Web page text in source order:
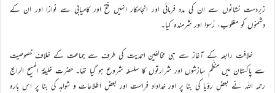
زبردست نشانوں سے ان کی مدد فرمائی اور انجامکار انہیں فتح اور کامیابی سے نوازا اور ان کے
دشمنوں کو مغلوب، رُسوا اور شرمندہ کیا۔
خلافتِ رابعہ کے آغاز سے ہی مخالفین احمدیت کی طرف سے جماعت کے خلاف خصوصیت
سے پاکستان میں منظّم سازشوں اور شرارتوں کا سلسلہ شروع ہو گیا تھا۔ حضرت خلیفۃ المسیح الرابع
رحمہ اللہ نے بعض رؤیا کی بنا پر اور خداداد فراست اور بعض اطلاعات و شواہد کی بنا پر اس بارہ